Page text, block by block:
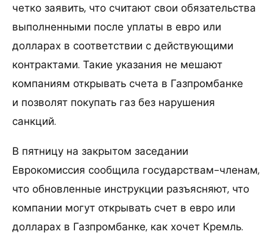
четко заявить, что считают свои обязательства
выполненными после уплаты в евро или
долларах в соответствии с действующими
контрактами. Такие указания не мешают
компаниям открывать счета в Газпромбанке
и позволят покупать газ без нарушения
санкций.
В пятницу на закрытом заседании
Еврокомиссия сообщила государствам-членам,
что обновленные инструкции разъясняют, что
компании могут открывать счет в евро или
долларах в Газпромбанке, как хочет Кремль.